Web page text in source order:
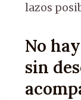
lazos
No
sin